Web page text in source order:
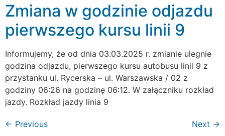
Zmiana w godzinie odjazdu
pierwszego kursu linii 9
Informujemy, że od dnia 03.03.2025 r. zmianie ulegnie
godzina odjazdu, pierwszego kursu autobusu linii 9 z
przystanku ul. Rycerska – ul. Warszawska / 02 z
godziny 06:26 na godzinę 06:12. W załączniku rozkład
jazdy. Rozkład jazdy linia 9
← Previous Next →